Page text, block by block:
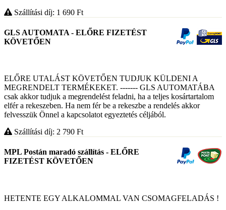
Szállítási díj: 1 690 Ft
GLS AUTOMATA - ELŐRE FIZETÉST
KÖVETŐEN
ELŐRE UTALÁST KÖVETŐEN TUDJUK KÜLDENI A
MEGRENDELT TERMÉKEKET. ------- GLS AUTOMATÁBA
csak akkor tudjuk a megrendelést feladni, ha a teljes kosártartalom
elfér a rekeszeben. Ha nem fér be a rekeszbe a rendelés akkor
felvesszük Önnel a kapcsolatot egyeztetés céljából.
Szállítási díj: 2 790 Ft
MPL Postán maradó szállítás - ELŐRE
FIZETÉST KÖVETŐEN
HETENTE EGY ALKALOMMAL VAN CSOMAGFELADÁS !